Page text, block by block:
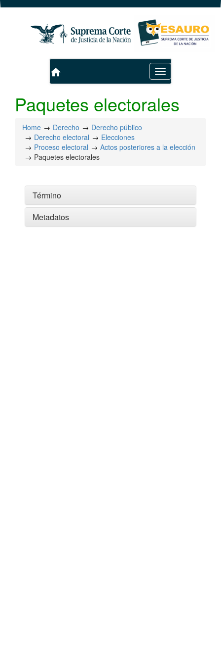
Toggle
navigation
home
Paquetes electorales
Home Derecho
Derecho público
Derecho electoral
Elecciones
Proceso electoral
Actos posteriores a la elección
Paquetes electorales
Término
Metadatos